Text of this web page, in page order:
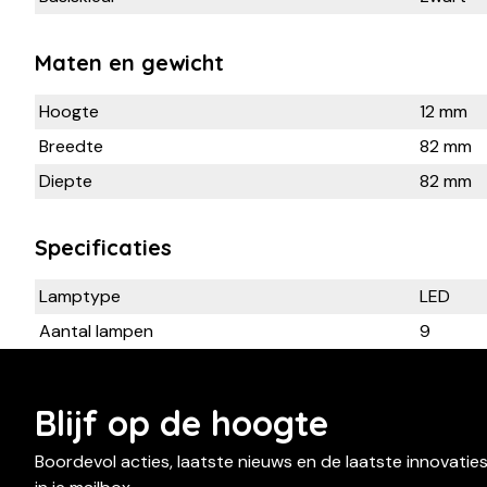
Maten en gewicht
Hoogte
12 mm
Breedte
82 mm
Diepte
82 mm
Specificaties
Lamptype
LED
Aantal lampen
9
Blijf op de hoogte
Boordevol acties, laatste nieuws en de laatste innovaties